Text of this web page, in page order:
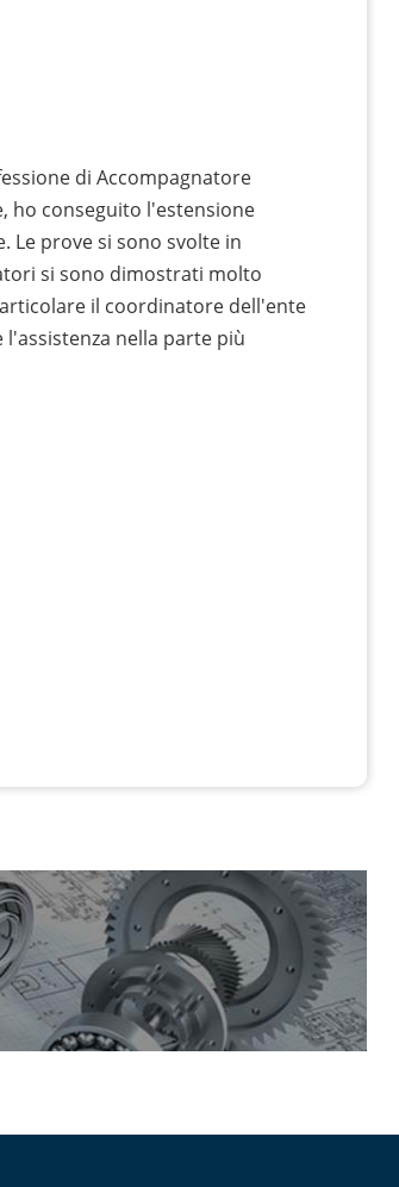
di Accompagnatore
ho conseguito l'estensione
Le prove si sono svolte in
si sono dimostrati molto
il coordinatore dell'ente
nella parte più